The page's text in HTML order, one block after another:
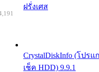
ฝรั่งเศส
CrystalDiskInfo (โปรแ
เช็ค HDD) 9.9.1